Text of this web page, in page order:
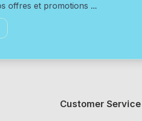
offres et promotions ...
Customer Service